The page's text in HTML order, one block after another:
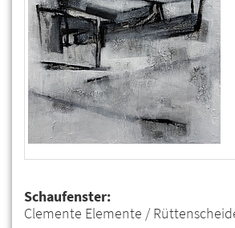
Schaufenster:
Clemente Elemente /